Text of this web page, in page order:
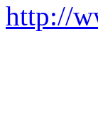
http://